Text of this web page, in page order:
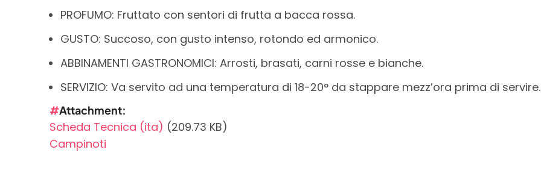
PROFUMO: Fruttato con sentori di frutta a bacca rossa.
GUSTO: Succoso, con gusto intenso, rotondo ed armonico.
ABBINAMENTI GASTRONOMICI: Arrosti, brasati, carni rosse e bianche.
SERVIZIO: Va servito ad una temperatura di 18-20° da stappare mezz’ora prima di servire.
Attachment
Scheda Tecnica (ita) (209.73 KB)
Campinoti